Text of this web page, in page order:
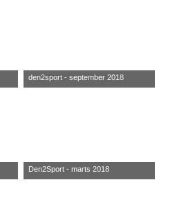
den2sport - september 2018
Den2Sport - marts 2018